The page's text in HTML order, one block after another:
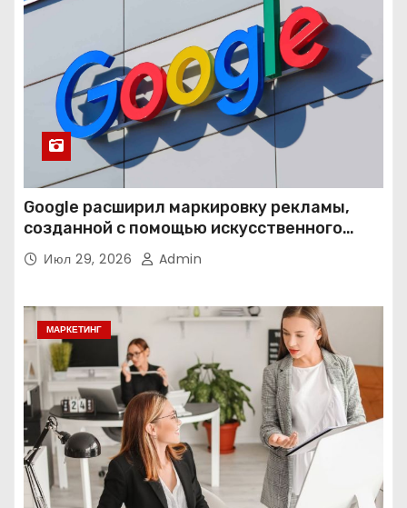
Google расширил маркировку рекламы,
созданной с помощью искусственного
интеллекта
Июл 29, 2026 Admin
МАРКЕТИНГ